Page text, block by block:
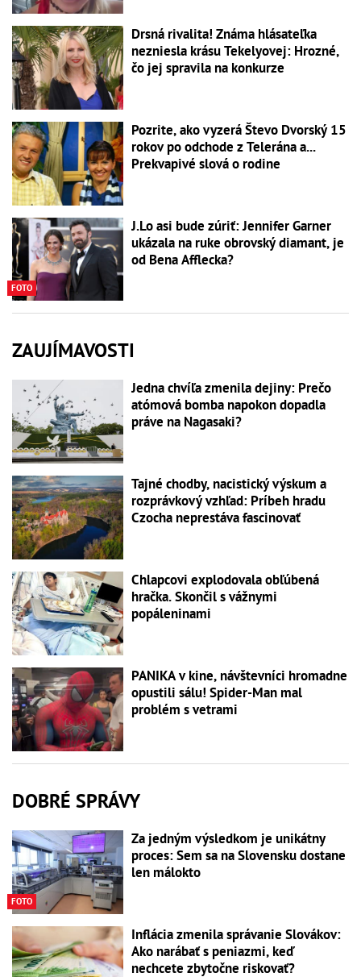
Drsná rivalita! Známa hlásateľka
nezniesla krásu Tekelyovej: Hrozné,
čo jej spravila na konkurze
Pozrite, ako vyzerá Števo Dvorský 15
rokov po odchode z Telerána a...
Prekvapivé slová o rodine
FOTO
J.Lo asi bude zúriť: Jennifer Garner
ukázala na ruke obrovský diamant, je
od Bena Afflecka?
ZAUJÍMAVOSTI
Jedna chvíľa zmenila dejiny: Prečo
atómová bomba napokon dopadla
práve na Nagasaki?
Tajné chodby, nacistický výskum a
rozprávkový vzhľad: Príbeh hradu
Czocha neprestáva fascinovať
Chlapcovi explodovala obľúbená
hračka. Skončil s vážnymi
popáleninami
PANIKA v kine, návštevníci hromadne
opustili sálu! Spider-Man mal
problém s vetrami
DOBRÉ SPRÁVY
FOTO
Za jedným výsledkom je unikátny
proces: Sem sa na Slovensku dostane
len málokto
Inflácia zmenila správanie Slovákov:
Ako narábať s peniazmi, keď
nechcete zbytočne riskovať?